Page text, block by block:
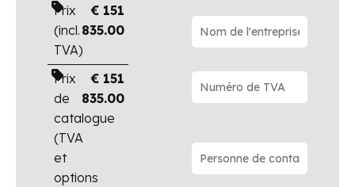
Prix
(incl.
TVA)
€ 151
835.00
Prix
de
catalogue
(TVA
et
options
€ 151
835.00